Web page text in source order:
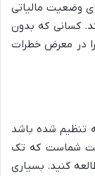
وضعیت مالیاتی
کسانی که بدون
در معرض خطرات
تنظیم شده باشد
شماست که تک
کنید. بسیاری